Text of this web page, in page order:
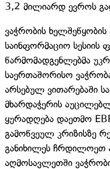
3,2 მილიარდ ევროს
ვაჭრობის
საინფორმაციო სესიის
წარმომადგენლებმა
საერთაშორისო
არსებულ ვითარებაში
მხარდაჭერის
ყურადღება დაეთმო
გამოწვეულ კრიზისზე
განიხილეს ჩრდილოეთ
აღმოსავლეთში